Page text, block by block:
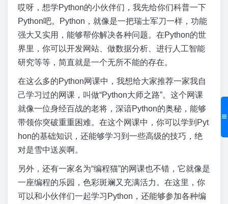
哎呀，想学Python的小伙伴们，我先给你们科普一下
Python吧。Python，就像是一把瑞士军刀一样，功能
强大又实用，能够帮你解决各种问题。在Python的世
界里，你可以开发网站、做数据分析、进行人工智能
研究等等，简直就是一个无所不能的存在。
在这么多的Python网课中，我想给大家推荐一家我自
己学习过的网课，叫做“Python大师之路”。这个网课
就像一位身经百战的老将，深谙Python的奥秘，能够
带领你突破重重困难。在这个网课中，你可以学到Pyt
hon的基础知识，还能够学习到一些高级的技巧，绝
对是雪中送炭啊。
另外，还有一家名为“编程猫”的网课也不错，它就像是
一座编程的乐园，色彩斑斓又充满活力。在这里，你
可以和小伙伴们一起学习Python，还能够参加各种编